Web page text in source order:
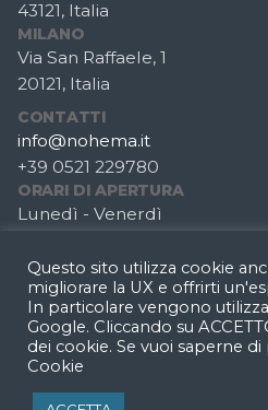
43121, Italia
MILANO
Via San Raffaele, 1
20121, Italia
CONTATTI
info@nohema.it
+39 0521 229780
ORARI DI APERTURA
Lunedì - Venerdì
14:30-18:30
dal 2017 | ©2025 Nohema
Revisori Legali | P.IVA e C.F.
nohema@pec.it |
Questo sito utilizza cookie
migliorare la UX e offrirti
In particolare vengono
Google. Cliccando su
dei cookie. Se vuoi saperne di
Cookie